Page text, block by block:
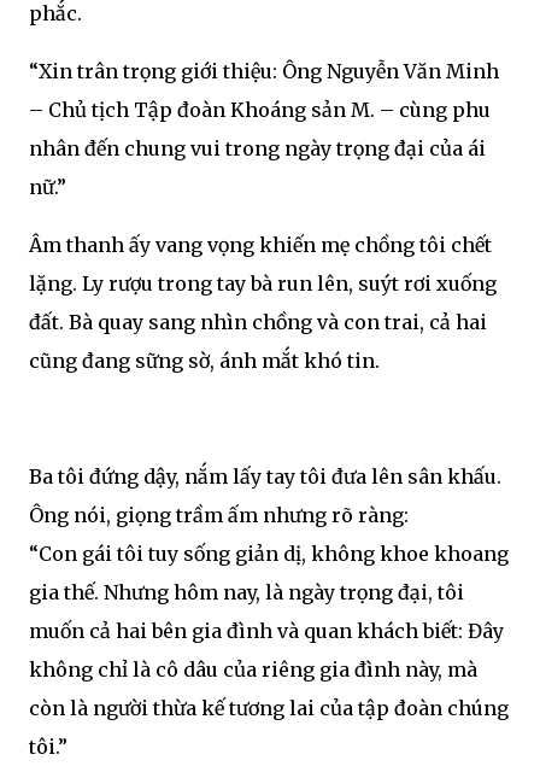
phắc.
“Xin trân trọng giới thiệu: Ông Nguyễn Văn Minh
– Chủ tịch Tập đoàn Khoáng sản M. – cùng phu
nhân đến chung vui trong ngày trọng đại của ái
nữ.”
Âm thanh ấy vang vọng khiến mẹ chồng tôi chết
lặng. Ly rượu trong tay bà run lên, suýt rơi xuống
đất. Bà quay sang nhìn chồng và con trai, cả hai
cũng đang sững sờ, ánh mắt khó tin.
Ba tôi đứng dậy, nắm lấy tay tôi đưa lên sân khấu.
Ông nói, giọng trầm ấm nhưng rõ ràng:
“Con gái tôi tuy sống giản dị, không khoe khoang
gia thế. Nhưng hôm nay, là ngày trọng đại, tôi
muốn cả hai bên gia đình và quan khách biết: Đây
không chỉ là cô dâu của riêng gia đình này, mà
còn là người thừa kế tương lai của tập đoàn chúng
tôi.”